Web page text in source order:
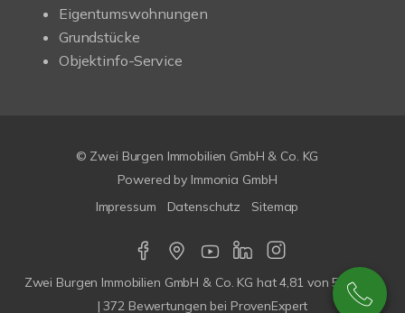
Eigentumswohnungen
Grundstücke
Objektinfo-Service
© Zwei Burgen Immobilien GmbH & Co. KG
Powered by Immonia GmbH
Impressum
Datenschutz Sitemap
Zwei Burgen Immobilien GmbH & Co. KG hat4,81 von5Sterne
|372 Bewertungen bei ProvenExpert